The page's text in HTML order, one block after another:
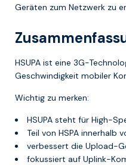
Geräten zum Netzwerk zu
HSUPA ist eine 3G-
Geschwindigkeit mobiler
Wichtig zu merken:
HSUPA steht für High-
Teil von HSPA innerhalb
verbessert die Upload-
fokussiert auf Uplink-